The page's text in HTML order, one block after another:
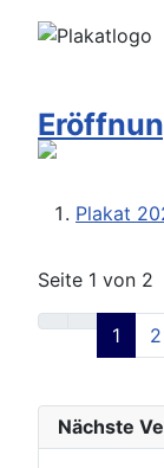
Plakat
Seite 1 von 2
1 2
Nächste